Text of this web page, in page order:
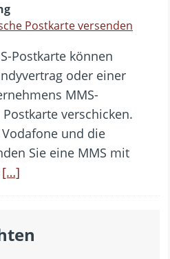
Postkarte versenden
Postkarte können
oder einer
MMS-
verschicken.
und die
Sie eine MMS mit
[…]